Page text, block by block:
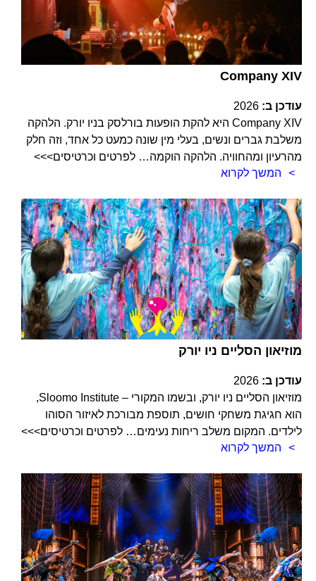
Company XIV
עודכן ב: 2026
Company XIV היא להקת הופעות בורלסק בניו יורק. הלהקה
משלבת גברים ונשים, בעלי מין שונה כמעט כל אחד, וזה חלק
מהרעיון ומהחוויה. הלהקה הוקמה… לפרטים וכרטיסים>>>
המשך לקרוא
מוזיאון הסליים ניו יורק
עודכן ב: 2026
מוזיאון הסליים ניו יורק, ובשמו המקורי – Sloomo Institute,
הוא חגיגת משחקי חושים, תוספת מבורכת לאיזור הסוהו
לילדים. המקום משלב ריחות נעימים… לפרטים וכרטיסים>>>
המשך לקרוא